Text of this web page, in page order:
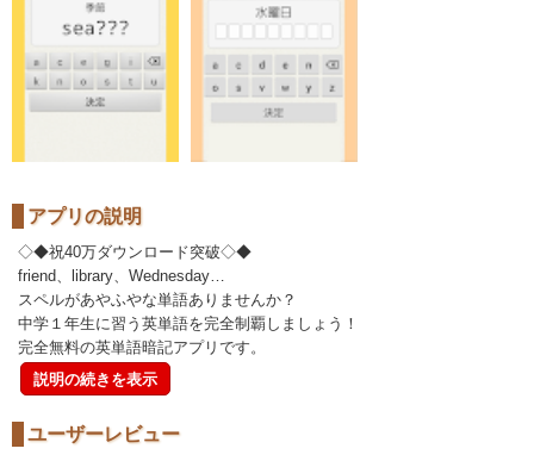
アプリの説明
◇◆祝40万ダウンロード突破◇◆
friend、library、Wednesday…
スペルがあやふやな単語ありませんか？
中学１年生に習う英単語を完全制覇しましょう！
完全無料の英単語暗記アプリです。
説明の続きを表示
ユーザーレビュー